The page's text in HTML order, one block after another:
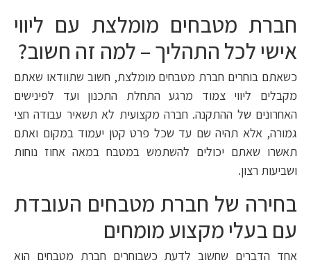
חברת מטבחים מומלצת עם ליווי
אישי לכל התהליך – למה זה חשוב?
כשאתם בוחרים חברת מטבחים מומלצת, חשוב שתוודאו שאתם
מקבלים ליווי צמוד מרגע התחלת התכנון ועד לפינישים
האחרונים של ההתקנה. חברה מקצועית לא תשאיר עבודה חצי
גמורה, אלא תהיה שם עד שכל פרט קטן יעמוד במקום ואתם
תאשרו שאתם יכולים להשתמש במטבח במאה אחוז נוחות
ושביעות רצון.
בחירה של חברת מטבחים העובדת
עם בעלי מקצוע מומחים
אחד הדברים שחשוב לדעת כשבוחרים חברת מטבחים הוא